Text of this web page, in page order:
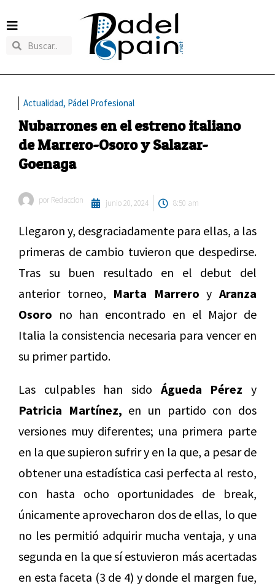
Actualidad, Pádel Profesional
Nubarrones en el estreno italiano
de Marrero-Osoro y Salazar-
Goenaga
por Redaccion junio 20, 2024 8:50 am
Llegaron y, desgraciadamente para ellas, a las
primeras de cambio tuvieron que despedirse.
Tras su buen resultado en el debut del
anterior torneo, Marta Marrero yAranza
Osoro no han encontrado en el Major de
Italia la consistencia necesaria para vencer en
su primer partido.
Las culpables han sido Águeda Pérez y
Patricia Martínez, en un partido con dos
versiones muy diferentes; una primera parte
en la que supieron sufrir y en la que, a pesar de
obtener una estadística casi perfecta al resto,
con hasta ocho oportunidades de break,
únicamente aprovecharon dos de ellas, lo que
no les permitió adquirir mucha ventaja, y una
segunda en la que sí estuvieron más acertadas
en esta faceta (3 de 4) y donde el margen fue,